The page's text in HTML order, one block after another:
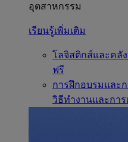
อุตสาหกรรม
เรียนรู้เพิ่มเติม
โลจิสติกส์และคลั
ฟรี
การฝึกอบรมและ
วิธีทำงานและการ